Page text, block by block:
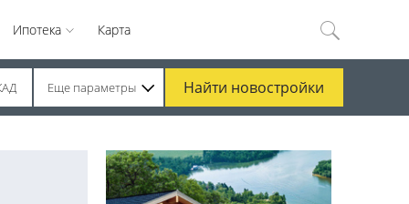
Ипотека Карта
Еще параметры Найти новостройки